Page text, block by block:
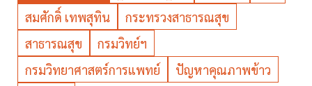
สมศักดิ์ เทพสุทิน
กระทรวงสาธารณสุข
สาธารณสุข
กรมวิทย์ฯ
กรมวิทยาศาสตร์การแพทย์
ปัญหาคุณภาพข้าว